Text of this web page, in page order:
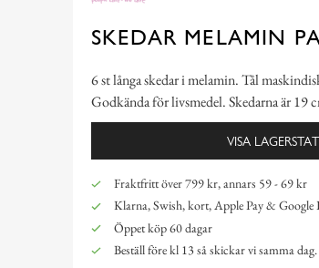
SKEDAR MELAMIN
6 st långa skedar i melamin. Tål
Godkända för livsmedel. Skedarna är 19
VISA
Fraktfritt över 799 kr, annars 59 - 69 kr
Klarna, Swish, kort, Apple Pay & Google
Öppet köp 60 dagar
Beställ före kl 13 så skickar vi samma dag.